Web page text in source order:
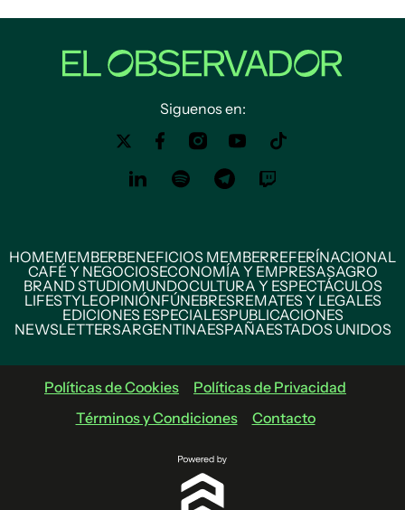
Siguenos en:
HOMEMEMBERBENEFICIOS MEMBERREFERÍNACIONAL
CAFÉ Y NEGOCIOSECONOMÍA Y EMPRESASAGRO
BRAND STUDIOMUNDOCULTURA Y ESPECTÁCULOS
LIFESTYLEOPINIÓNFÚNEBRESREMATES Y LEGALES
EDICIONES ESPECIALESPUBLICACIONES
NEWSLETTERSARGENTINAESPAÑAESTADOS UNIDOS
Políticas de Cookies
Políticas de Privacidad
Términos y Condiciones
Contacto